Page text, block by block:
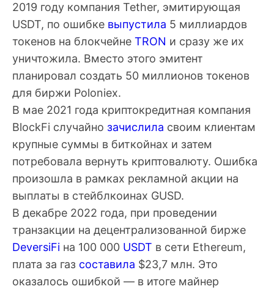
2019 году компания Tether, эмитирующая
USDT, по ошибке выпустила 5 миллиардов
токенов на блокчейне TRON и сразу же их
уничтожила. Вместо этого эмитент
планировал создать 50 миллионов токенов
для биржи Poloniex.
В мае 2021 года криптокредитная компания
BlockFi случайно зачислила своим клиентам
крупные суммы в биткойнах и затем
потребовала вернуть криптовалюту. Ошибка
произошла в рамках рекламной акции на
выплаты в стейблкоинах GUSD.
В декабре 2022 года, при проведении
транзакции на децентрализованной бирже
DeversiFi на 100 000 USDT в сети Ethereum,
плата за газ составила $23,7 млн. Это
оказалось ошибкой — в итоге майнер